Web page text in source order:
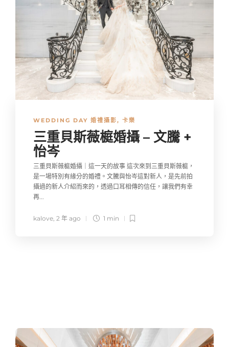
WEDDING DAY 婚禮攝影, 卡樂
三重貝斯薇榳婚攝 – 文騰 +
怡岑
三重貝斯薇榳婚攝｜這一天的故事 這次來到三重貝斯薇榳，
是一場特別有緣分的婚禮。文騰與怡岑這對新人，是先前拍
攝過的新人介紹而來的，透過口耳相傳的信任，讓我們有幸
再...
kalove 2 年 ago 1 min